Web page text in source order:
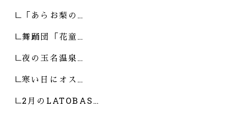
「あらお梨の…
舞踊団「花童…
夜の玉名温泉…
寒い日にオス…
2月のLATOBAS…